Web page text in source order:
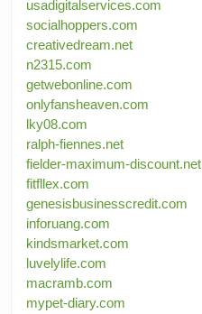
usadigitalservices.com
socialhoppers.com
creativedream.net
n2315.com
getwebonline.com
onlyfansheaven.com
lky08.com
ralph-fiennes.net
fielder-maximum-discount.net
fitfllex.com
genesisbusinesscredit.com
inforuang.com
kindsmarket.com
luvelylife.com
macramb.com
mypet-diary.com